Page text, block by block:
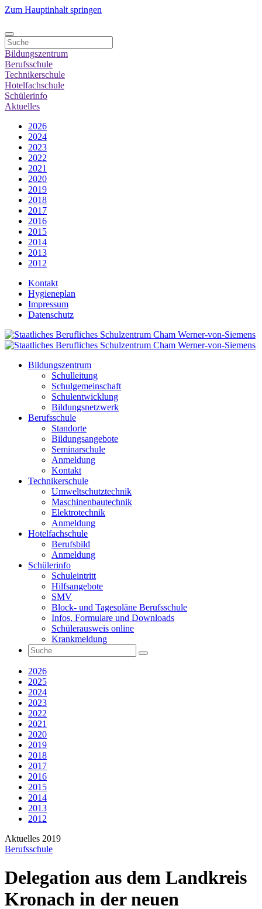
Zum Hauptinhalt springen
Bildungszentrum
Berufsschule
Technikerschule
Hotelfachschule
Schülerinfo
Aktuelles
2026
2024
2023
2022
2021
2020
2019
2018
2017
2016
2015
2014
2013
2012
Kontakt
Hygieneplan
Impressum
Datenschutz
Bildungszentrum
Schulleitung
Schulgemeinschaft
Schulentwicklung
Bildungsnetzwerk
Berufsschule
Standorte
Bildungsangebote
Seminarschule
Anmeldung
Kontakt
Technikerschule
Umweltschutztechnik
Maschinenbautechnik
Elektrotechnik
Anmeldung
Hotelfachschule
Berufsbild
Anmeldung
Schülerinfo
Schuleintritt
Hilfsangebote
SMV
Block- und Tagespläne Berufsschule
Infos, Formulare und Downloads
Schülerausweis online
Krankmeldung
2026
2025
2024
2023
2022
2021
2020
2019
2018
2017
2016
2015
2014
2013
2012
Aktuelles 2019
Berufsschule
Delegation aus dem Landkreis
Kronach in der neuen